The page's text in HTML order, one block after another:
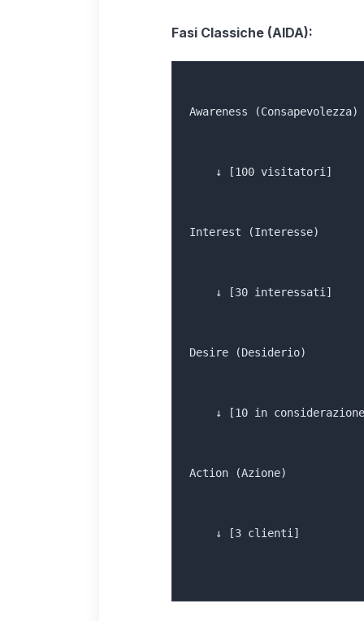
Fasi Classiche (AIDA):
Awareness (Consapevolezza)
    ↓ [100 visitatori]
Interest (Interesse)
    ↓ [30 interessati]
Desire (Desiderio)
↓ [10 in
Action (Azione)
    ↓ [3 clienti]